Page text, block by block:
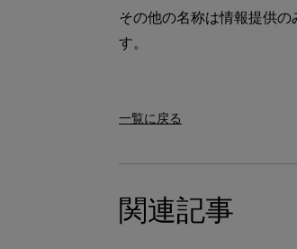
その他の名称は情報提供
す。
一覧に戻る
関連記事